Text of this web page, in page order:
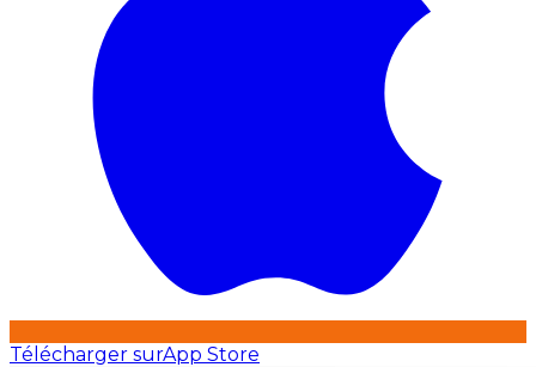
Télécharger surApp Store